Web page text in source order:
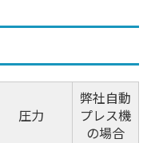
圧力
弊社自動
プレス機
の場合